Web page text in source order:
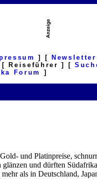
] [ Newsletter
[ Reiseführer ] [
Forum ]
und Platinpreise,
und dürften
als in Deutschland,